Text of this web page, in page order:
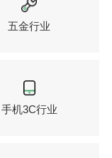
五金行业
手机3C行业